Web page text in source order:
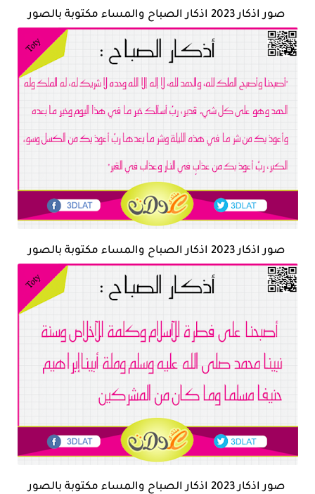
صور اذكار 2023 اذكار الصباح والمساء مكتوبة بالصور
صور اذكار 2023 اذكار الصباح والمساء مكتوبة بالصور
صور اذكار 2023 اذكار الصباح والمساء مكتوبة بالصور